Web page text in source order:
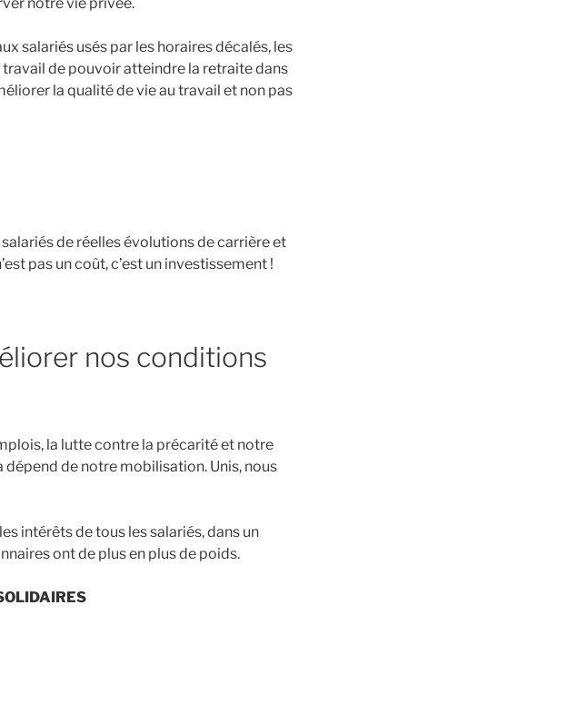
salariés usés par les horaires décalés, les
de pouvoir atteindre la retraite dans
la qualité de vie au travail et non pas
de réelles évolutions de carrière et
pas un coût, c’est un investissement !
nos conditions
la lutte contre la précarité et notre
dépend de notre mobilisation. Unis, nous
intérêts de tous les salariés, dans un
ont de plus en plus de poids.